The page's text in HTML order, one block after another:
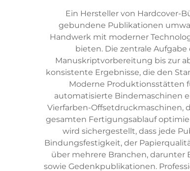
Ein Hersteller von Hardcover-
gebundene Publikationen
Handwerk mit moderner
bieten. Die zentrale
Manuskriptvorbereitung bis zur
konsistente Ergebnisse, die den
Moderne Produktionsstätten
automatisierte Bindemaschinen
Vierfarben-Offsetdruckmaschinen,
gesamten Fertigungsablauf
wird sichergestellt, dass jede
Bindungsfestigkeit, der
über mehrere Branchen,
sowie Gedenkpublikationen.